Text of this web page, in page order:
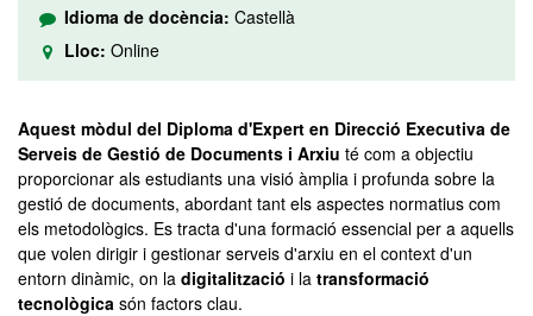
Idioma de docència: Castellà
Lloc: Online
Aquest mòdul del Diploma d'Expert en Direcció Executiva de
Serveis de Gestió de Documents i Arxiu té com a objectiu
proporcionar als estudiants una visió àmplia i profunda sobre la
gestió de documents, abordant tant els aspectes normatius com
els metodològics. Es tracta d'una formació essencial per a aquells
que volen dirigir i gestionar serveis d'arxiu en el context d'un
entorn dinàmic, on la digitalització i la transformació
tecnològica són factors clau.